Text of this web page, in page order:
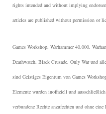
rights intended and without implying
articles are published without permission or
Games Workshop, Warhammer 40,000,
Deathwatch, Black Crusade, Only War und
sind Geistiges Eigentum von Games
Elemente wurden inoffiziell und
verbundene Rechte anzufechten und ohne